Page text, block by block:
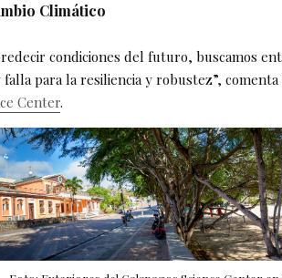
Climático
condiciones del futuro, buscamos
para la resiliencia y robustez”,
Center.